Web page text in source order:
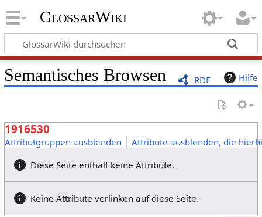
GlossarWiki
RDF Hilfe
Semantisches Browsen
1916530
Attributgruppen ausblenden
Attribute ausblenden, die
Diese Seite enthält keine Attribute.
Keine Attribute verlinken auf diese Seite.